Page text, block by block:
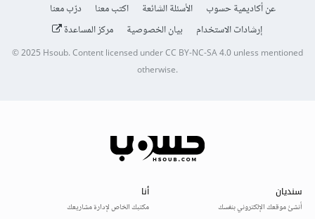
عن أكاديمية حسوب الأسئلة الشائعة اكتب معنا
درّب معنا
إرشادات الاستخدام
بيان الخصوصية مركز المساعدة
© 2025Hsoub.Content licensed underCC BY-NC-SA 4.0unless mentioned
otherwise.